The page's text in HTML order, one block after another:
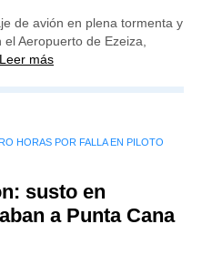
de avión en plena tormenta y
Aeropuerto de Ezeiza,
Leer más
HORAS POR FALLA EN PILOTO
susto en
a Punta Cana